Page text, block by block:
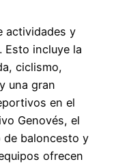
actividades y
incluye la
ciclismo,
una gran
en el
Genovés, el
de baloncesto y
ofrecen